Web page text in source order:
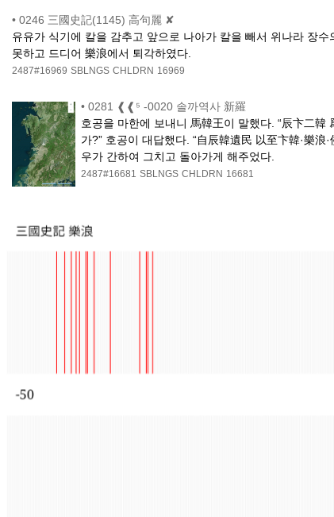
• 0246 三國史記(1145) 高句麗 ✘
유유가 식기에 칼을 감추고 앞으로 나아가 칼을 빼서 위나라 장
못하고 드디어 樂浪에서 퇴각하였다.
2487#16969 SBLNGS CHLDRN 16969
• 0281 ❰❰⁵ -0020 솔까역사 新羅
호공을 마한에 보내니 馬韓王이 말했다. “辰卞二
가?” 호공이 대답했다. “自辰韓遺民 以至卞韓·樂
우가 간하여 그치고 돌아가게 해주었다.
2487#16681 SBLNGS CHLDRN 16681